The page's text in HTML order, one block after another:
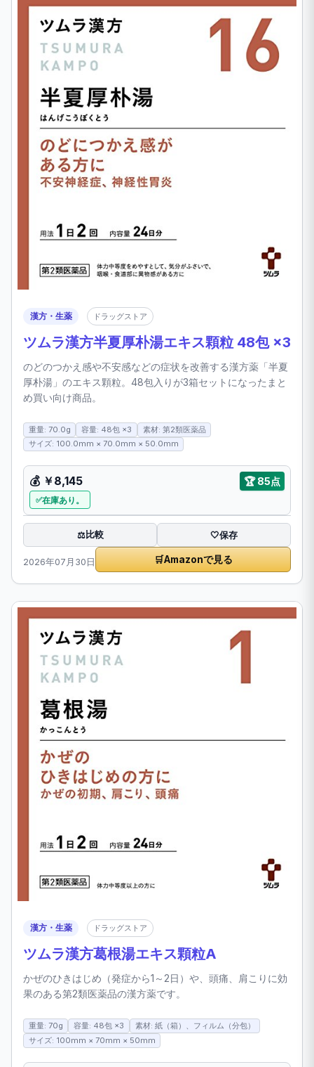
漢方・生薬 ドラッグストア
ツムラ漢方半夏厚朴湯エキス顆粒 48包 ×3
のどのつかえ感や不安感などの症状を改善する漢方薬「半夏
厚朴湯」のエキス顆粒。48包入りが3箱セットになったまと
め買い向け商品。
重量: 70.0g 容量: 48包 ×3
素材: 第2類医薬品
サイズ: 100.0mm × 70.0mm × 50.0mm
💰 ￥8,145 🏆 85点
在庫あり。
⚖️比較 🤍保存
2026年07月30日 🛒Amazonで見る
漢方・生薬 ドラッグストア
ツムラ漢方葛根湯エキス顆粒A
かぜのひきはじめ（発症から1～2日）や、頭痛、肩こりに効
果のある第2類医薬品の漢方薬です。
重量: 70g 容量: 48包 ×3
素材: 紙（箱）、フィルム（分包）
サイズ: 100mm × 70mm × 50mm